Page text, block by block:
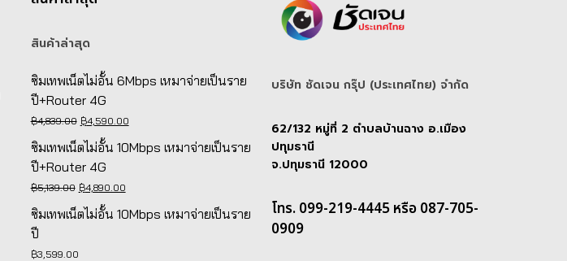
สินค้าล่าสุด
ซิมเทพเน็ตไม่อั้น 6Mbps เหมาจ่ายเป็นราย
ปี+Router 4G
฿4,839.00 Original
price
฿4,590.00Current
ซิมเทพเน็ตไม่อั้น 10Mbps เหมาจ่ายเป็นราย
ปี+Router 4G
฿5,139.00 Original
price
฿4,890.00Current
ซิมเทพเน็ตไม่อั้น 10Mbps เหมาจ่ายเป็นราย
ปี
฿3,599.00
บริษัท ชัดเจน กรุ๊ป (ประเทศไทย) จํากัด
62/132 หมู่ที่ 2 ตำบลบ้านฉาง อ.เมือง
ปทุมธานี
จ.ปทุมธานี 12000
โทร. 099-219-4445 หรือ 087-705-
0909